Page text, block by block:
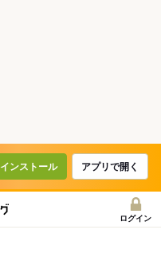
インストール アプリで開く
ログイン